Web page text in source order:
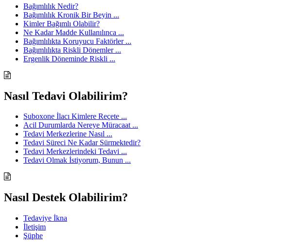
Bağımlılık Nedir?
Bağımlılık Kronik Bir Beyin ...
Kimler Bağımlı Olabilir?
Ne Kadar Madde Kullanılınca ...
Bağımlılıkta Koruyucu Faktörler ...
Bağımlılıkta Riskli Dönemler ...
Ergenlik Döneminde Riskli ...
Nasıl Tedavi Olabilirim?
Suboxone İlacı Kimlere Reçete ...
Acil Durumlarda Nereye Müracaat ...
Tedavi Merkezlerine Nasıl ...
Tedavi Süreci Ne Kadar Sürmektedir?
Tedavi Merkezlerindeki Tedavi ...
Tedavi Olmak İstiyorum, Bunun ...
Nasıl Destek Olabilirim?
Tedaviye İkna
İletişim
Şüphe